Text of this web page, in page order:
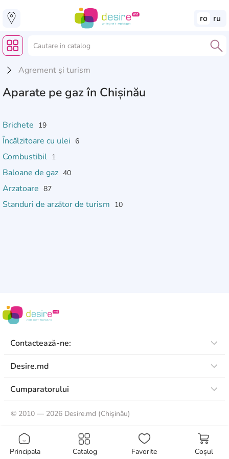
ro ru
Principala Catalog Favorite Coșul
Agrement şi turism
Aparate pe gaz în Chișinău
Brichete 19
Încălzitoare cu ulei 6
Combustibil 1
Baloane de gaz 40
Arzatoare 87
Standuri de arzător de turism 10
Contactează-ne:
Desire.md
Cumparatorului
© 2010 — 2026 Desire.md (Chişinău)